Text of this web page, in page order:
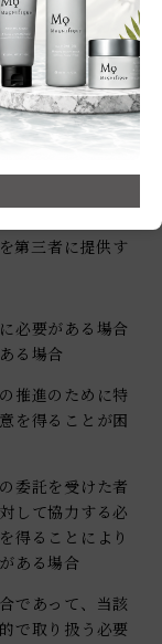
を本プライバシ
第三者に提供す
必要がある場合
る場合
推進のために特
を得ることが困
委託を受けた者
して協力する必
得ることにより
ある場合
であって、当該
で取り扱う必要